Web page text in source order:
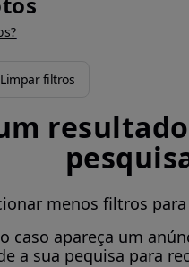
Limpar filtros
menos filtros
caso apareça um
a sua pequisa para